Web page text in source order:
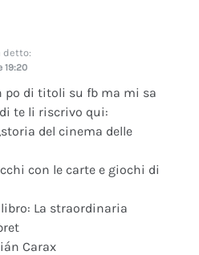
detto:
19:20
po di titoli su fb ma mi sa
te li riscrivo qui:
del cinema delle
con le carte e giochi di
La straordinaria
Carax